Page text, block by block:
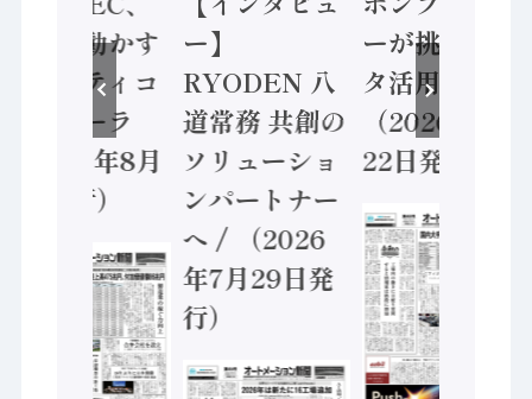
安全に動かす
セーフティコ
ントローラ
（2026年8月
5日発行）
ー】
RYODEN 八
道常務 共創の
ソリューショ
ンパートナー
へ / （2026
年7月29日発
行）
ーが挑むデー
タ活用 など
（2026年7月
22日発行）